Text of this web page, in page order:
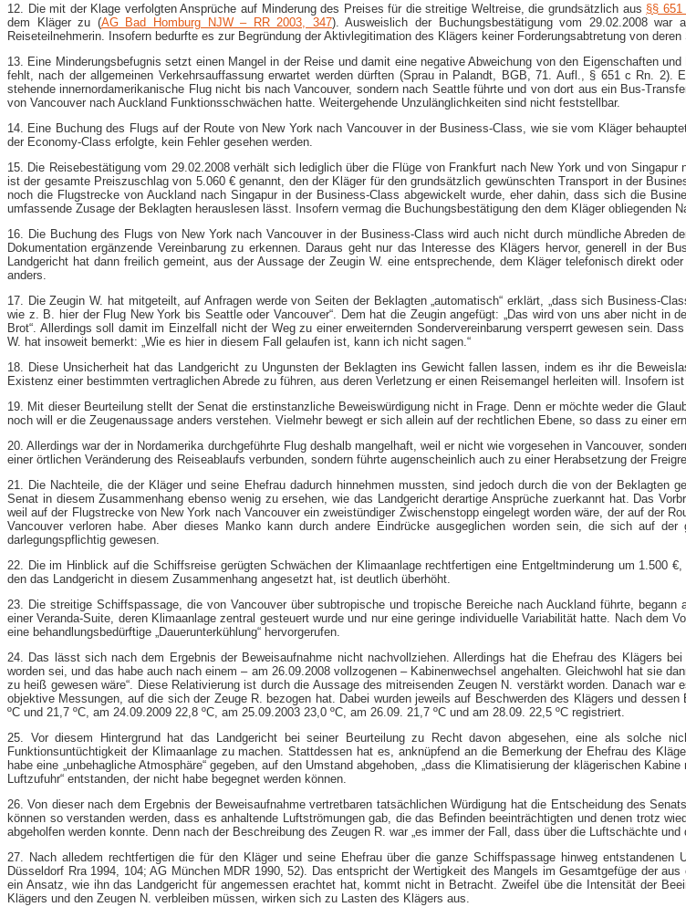
12. Die mit der Klage verfolgten Ansprüche auf Minderung des Preises für die streitige Weltreise, die grundsätzlich aus §§ 651
dem Kläger zu (AG Bad Homburg NJW – RR 2003, 347). Ausweislich der Buchungsbestätigung vom 29.02.2008
Reiseteilnehmerin. Insofern bedurfte es zur Begründung der Aktivlegitimation des Klägers keiner Forderungsabtretung von deren
13. Eine Minderungsbefugnis setzt einen Mangel in der Reise und damit eine negative Abweichung von den Eigenschaften
fehlt, nach der allgemeinen Verkehrsauffassung erwartet werden dürften (Sprau in Palandt, BGB, 71. Aufl., § 651 c Rn.
stehende innernordamerikanische Flug nicht bis nach Vancouver, sondern nach Seattle führte und von dort aus ein Bus-​
von Vancouver nach Auckland Funktionsschwächen hatte. Weitergehende Unzulänglichkeiten sind nicht feststellbar.
14. Eine Buchung des Flugs auf der Route von New York nach Vancouver in der Business-​Class, wie sie vom Kläger
der Economy-​Class erfolgte, kein Fehler gesehen werden.
15. Die Reisebestätigung vom 29.02.2008 verhält sich lediglich über die Flüge von Frankfurt nach New York und von
ist der gesamte Preiszuschlag von 5.060 € genannt, den der Kläger für den grundsätzlich gewünschten Transport in der
noch die Flugstrecke von Auckland nach Singapur in der Business-​Class abgewickelt wurde, eher dahin, dass sich die
umfassende Zusage der Beklagten herauslesen lässt. Insofern vermag die Buchungsbestätigung den dem Kläger obliegenden
16. Die Buchung des Flugs von New York nach Vancouver in der Business-​Class wird auch nicht durch mündliche Abreden
Dokumentation ergänzende Vereinbarung zu erkennen. Daraus geht nur das Interesse des Klägers hervor, generell in der
Landgericht hat dann freilich gemeint, aus der Aussage der Zeugin W. eine entsprechende, dem Kläger telefonisch direkt
anders.
17. Die Zeugin W. hat mitgeteilt, auf Anfragen werde von Seiten der Beklagten „automatisch“ erklärt, „dass sich Business-​
wie z. B. hier der Flug New York bis Seattle oder Vancouver“. Dem hat die Zeugin angefügt: „Das wird von uns aber nicht
Brot“. Allerdings soll damit im Einzelfall nicht der Weg zu einer erweiternden Sondervereinbarung versperrt gewesen sein.
W. hat insoweit bemerkt: „Wie es hier in diesem Fall gelaufen ist, kann ich nicht sagen.“
18. Diese Unsicherheit hat das Landgericht zu Ungunsten der Beklagten ins Gewicht fallen lassen, indem es ihr die
Existenz einer bestimmten vertraglichen Abrede zu führen, aus deren Verletzung er einen Reisemangel herleiten will. Insofern
19. Mit dieser Beurteilung stellt der Senat die erstinstanzliche Beweiswürdigung nicht in Frage. Denn er möchte weder die
noch will er die Zeugenaussage anders verstehen. Vielmehr bewegt er sich allein auf der rechtlichen Ebene, so dass zu einer
20. Allerdings war der in Nordamerika durchgeführte Flug deshalb mangelhaft, weil er nicht wie vorgesehen in Vancouver,
einer örtlichen Veränderung des Reiseablaufs verbunden, sondern führte augenscheinlich auch zu einer Herabsetzung der
21. Die Nachteile, die der Kläger und seine Ehefrau dadurch hinnehmen mussten, sind jedoch durch die von der Beklagten
Senat in diesem Zusammenhang ebenso wenig zu ersehen, wie das Landgericht derartige Ansprüche zuerkannt hat. Das
weil auf der Flugstrecke von New York nach Vancouver ein zweistündiger Zwischenstopp eingelegt worden wäre, der auf der
Vancouver verloren habe. Aber dieses Manko kann durch andere Eindrücke ausgeglichen worden sein, die sich auf
darlegungspflichtig gewesen.
22. Die im Hinblick auf die Schiffsreise gerügten Schwächen der Klimaanlage rechtfertigen eine Entgeltminderung um 1.500
den das Landgericht in diesem Zusammenhang angesetzt hat, ist deutlich überhöht.
23. Die streitige Schiffspassage, die von Vancouver über subtropische und tropische Bereiche nach Auckland führte,
einer Veranda-​Suite, deren Klimaanlage zentral gesteuert wurde und nur eine geringe individuelle Variabilität hatte. Nach dem
eine behandlungsbedürftige „Dauerunterkühlung“ hervorgerufen.
24. Das lässt sich nach dem Ergebnis der Beweisaufnahme nicht nachvollziehen. Allerdings hat die Ehefrau des Klägers
worden sei, und das habe auch nach einem – am 26.09.2008 vollzogenen – Kabinenwechsel angehalten. Gleichwohl hat sie
zu heiß gewesen wäre“. Diese Relativierung ist durch die Aussage des mitreisenden Zeugen N. verstärkt worden. Danach
objektive Messungen, auf die sich der Zeuge R. bezogen hat. Dabei wurden jeweils auf Beschwerden des Klägers und
ºC und 21,7 ºC, am 24.09.2009 22,8 ºC, am 25.09.2003 23,0 ºC, am 26.09. 21,7 ºC und am 28.09. 22,5 ºC registriert.
25. Vor diesem Hintergrund hat das Landgericht bei seiner Beurteilung zu Recht davon abgesehen, eine als solche
Funktionsuntüchtigkeit der Klimaanlage zu machen. Stattdessen hat es, anknüpfend an die Bemerkung der Ehefrau des
habe eine „unbehagliche Atmosphäre“ gegeben, auf den Umstand abgehoben, „dass die Klimatisierung der klägerischen
Luftzufuhr“ entstanden, der nicht habe begegnet werden können.
26. Von dieser nach dem Ergebnis der Beweisaufnahme vertretbaren tatsächlichen Würdigung hat die Entscheidung des
können so verstanden werden, dass es anhaltende Luftströmungen gab, die das Befinden beeinträchtigten und denen trotz
abgeholfen werden konnte. Denn nach der Beschreibung des Zeugen R. war „es immer der Fall, dass über die Luftschächte
27. Nach alledem rechtfertigen die für den Kläger und seine Ehefrau über die ganze Schiffspassage hinweg
Düsseldorf Rra 1994, 104; AG München MDR 1990, 52). Das entspricht der Wertigkeit des Mangels im Gesamtgefüge der
ein Ansatz, wie ihn das Landgericht für angemessen erachtet hat, kommt nicht in Betracht. Zweifel übe die Intensität der
Klägers und den Zeugen N. verbleiben müssen, wirken sich zu Lasten des Klägers aus.